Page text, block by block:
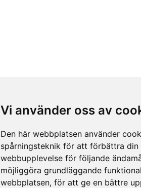
Vi använder oss av
Den här webbplatsen använder
spårningsteknik för att förbättra din
webbupplevelse för följande
möjliggöra grundläggande
webbplatsen, för att ge en bättre